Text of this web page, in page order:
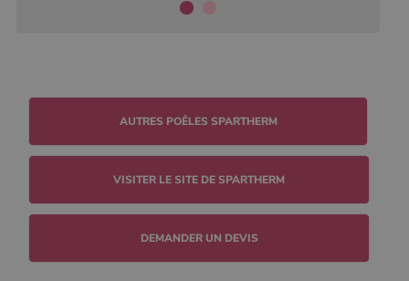
VISITER LE SITE DE SPARTHERM
DEMANDER UN DEVIS